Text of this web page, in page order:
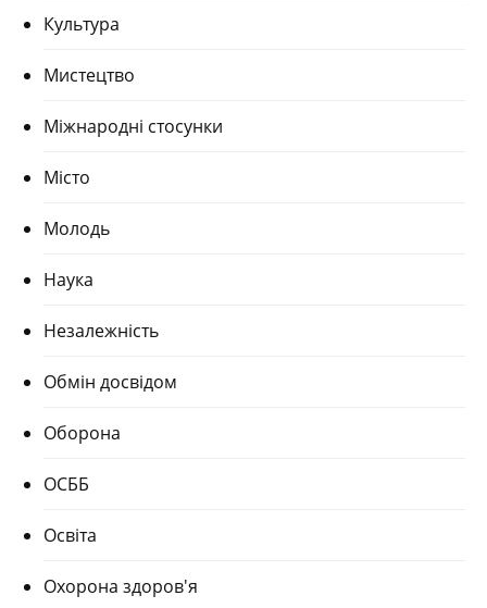
Культура
Мистецтво
Міжнародні стосунки
Місто
Молодь
Наука
Незалежність
Обмін досвідом
Оборона
ОСББ
Освіта
Охорона здоров'я